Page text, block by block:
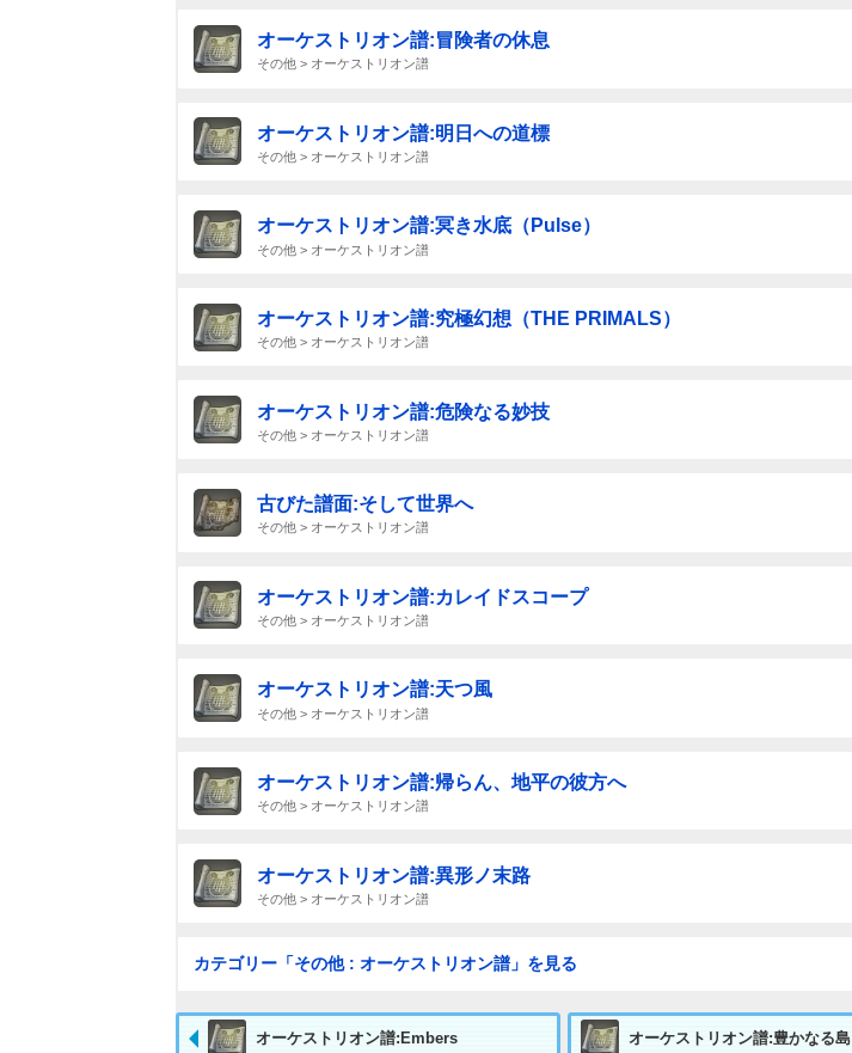
オーケストリオン譜:冒険者の休息
その他 > オーケストリオン譜
オーケストリオン譜:明日への道標
その他 > オーケストリオン譜
オーケストリオン譜:冥き水底（Pulse）
その他 > オーケストリオン譜
オーケストリオン譜:究極幻想（THE PRIMALS）
その他 > オーケストリオン譜
オーケストリオン譜:危険なる妙技
その他 > オーケストリオン譜
古びた譜面:そして世界へ
その他 > オーケストリオン譜
オーケストリオン譜:カレイドスコープ
その他 > オーケストリオン譜
オーケストリオン譜:天つ風
その他 > オーケストリオン譜
オーケストリオン譜:帰らん、地平の彼方へ
その他 > オーケストリオン譜
オーケストリオン譜:異形ノ末路
その他 > オーケストリオン譜
カテゴリー「その他 : オーケストリオン譜」を見る
オーケストリオン譜:Embers オーケストリオン譜:豊かなる島